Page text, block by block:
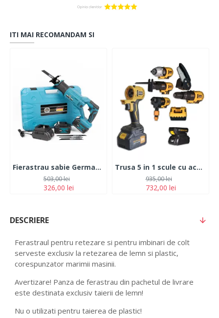
ITI MAI RECOMANDAM SI
Fierastrau sabie German Meister XR, cu 2 acumulatori, 5Ah, 24V, 4 panze, albastru
326,00 lei
503,00 lei
Trusa 5 in 1 scule cu acumulator ROTOR JFCT001 Pistol Impact -Bormasina cu mandrina -Mini Fierastrau -Spalator cu presiune, - 2 Acumulatori 21V//2Ah
732,00 lei
935,00 lei
DESCRIERE
Ferastraul pentru retezare si pentru imbinari de colt
serveste exclusiv la retezarea de lemn si plastic,
corespunzator marimii masinii.
Avertizare! Panza de ferastrau din pachetul de livrare
este destinata exclusiv taierii de lemn!
Nu o utilizati pentru taierea de plastic!